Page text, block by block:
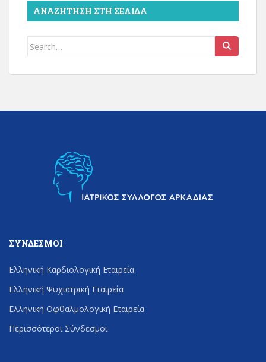
ΑΝΑΖΉΤΗΣΗ ΣΤΗ ΣΕΛΊΔΑ
Search
ΣΎΝΔΕΣΜΟΙ
Ελληνική Καρδιολογική Εταιρεία
Ελληνική Ψυχιατρική Εταιρεία
Ελληνική Οφθαλμολογική Εταιρεία
Περισσότεροι Σύνδεσμοι